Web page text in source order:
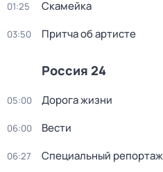
01:25 Скамейка
03:50 Притча об артисте
Россия 24
05:00 Дорога жизни
06:00 Вести
06:27 Специальный репортаж